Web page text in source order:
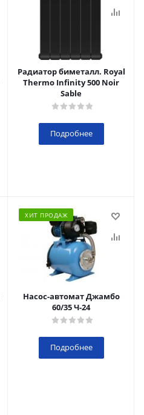
Радиатор биметалл. Royal
Thermo Infinity 500 Noir
Sable
Подробнее
ХИТ ПРОДАЖ
Насос-автомат Джамбо
60/35 Ч-24
Подробнее